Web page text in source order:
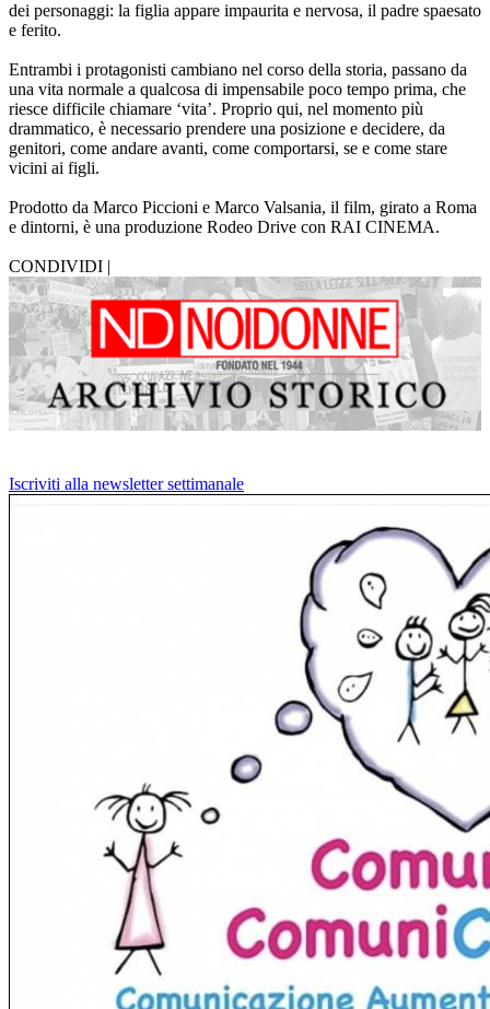
dei personaggi: la figlia appare impaurita e nervosa, il padre spaesato
e ferito.
Entrambi i protagonisti cambiano nel corso della storia, passano da
una vita normale a qualcosa di impensabile poco tempo prima, che
riesce difficile chiamare ‘vita’. Proprio qui, nel momento più
drammatico, è necessario prendere una posizione e decidere, da
genitori, come andare avanti, come comportarsi, se e come stare
vicini ai figli.
Prodotto da Marco Piccioni e Marco Valsania, il film, girato a Roma
e dintorni, è una produzione Rodeo Drive con RAI CINEMA.
CONDIVIDI |
Iscriviti alla newsletter settimanale